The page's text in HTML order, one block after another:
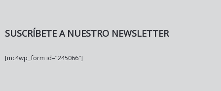
SUSCRÍBETE A NUESTRO NEWSLETTER
[mc4wp_form id=”245066″]